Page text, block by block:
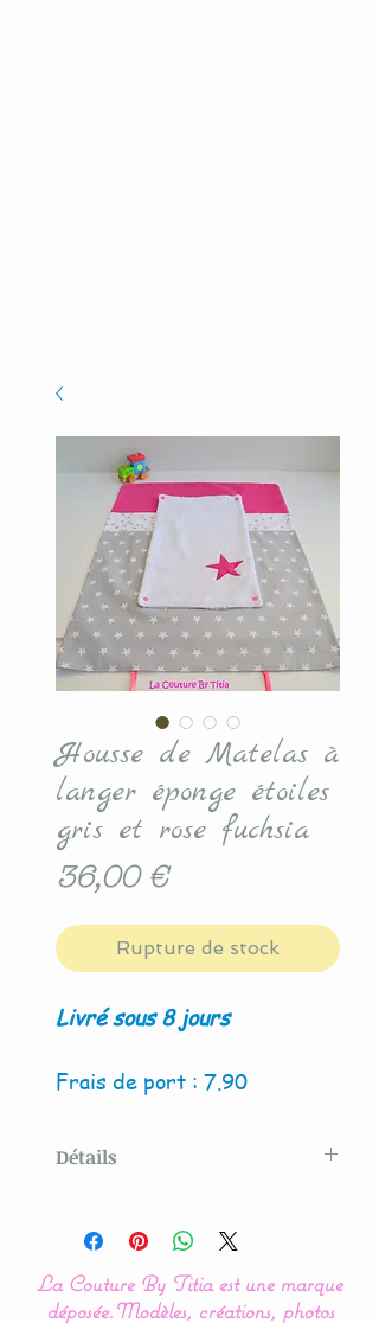
Housse de Matelas à
langer éponge étoiles
gris et rose fuchsia
36,00 €Prix
Rupture de stock
Livré sous 8 jours
Frais de port : 7.90
Détails
By Titia
La housse de matelas à
La Couture By Titia est une marque
déposée.Modèles, créations, photos